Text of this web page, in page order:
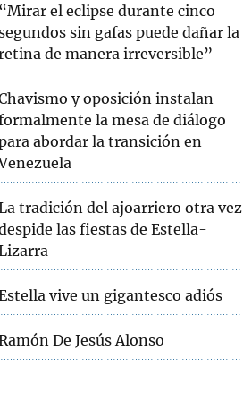
“Mirar el eclipse durante cinco
sin gafas puede dañar la
de manera irreversible”
y oposición instalan
la mesa de diálogo
abordar la transición en
tradición del ajoarriero otra vez
las fiestas de Estella-
vive un gigantesco adiós
De Jesús Alonso